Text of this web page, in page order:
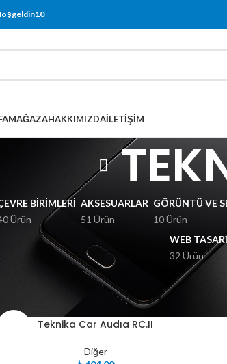
MAĞAZAHAKKIMIZDAİLETIŞIM
BIRIMLERI
Ürün
AKSESUARLAR
51 Ürün
GÖRÜNTÜ VE
10 Ürün
WEB
32 Ürün
Ürünler “TEKNIKA” olarak etiketlendi
Teknika Car Audıa RC.II
Diğer